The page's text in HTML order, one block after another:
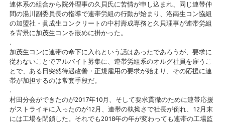
連体系の組合から院外理事の久貝氏に苦情が申し込まれ、同じ連帯仲
間の湯川副委員長の指導で連帯労組の行動が始まり、洛南生コン協組
の加盟社・眞成生コンクリートの中村壽成専務と久貝理事が連帯労組
を背景に加茂生コンを嵌めに掛かった。
.
加茂生コンに連帯の傘下に入れという話はあったであろうが、要求に
従わないことでアルバイト募集に、連帯労組系のオルグ社員を雇うこ
とで、ある日突然待遇改善・正規雇用の要求が始まり、その応援に連
帯が加担するのは常套手段だ。
.
村田分会ができたのが2017年10月、そして要求貫徹のために連帯応援
がストライキに入ったのが12月、連帯の執拗さで社長が倒れ、12月末
には工場を閉鎖した。それでも2018年の年が変わっても連帯の工場監